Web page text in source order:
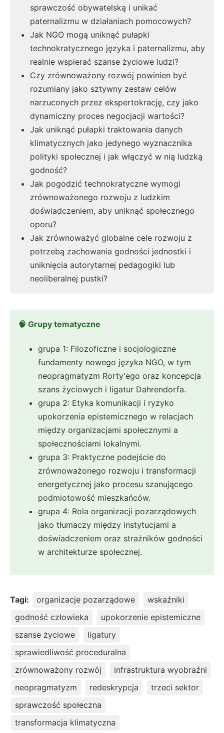
sprawczość obywatelską i unikać
paternalizmu w działaniach pomocowych?
Jak NGO mogą uniknąć pułapki
technokratycznego języka i paternalizmu, aby
realnie wspierać szanse życiowe ludzi?
Czy zrównoważony rozwój powinien być
rozumiany jako sztywny zestaw celów
narzuconych przez ekspertokrację, czy jako
dynamiczny proces negocjacji wartości?
Jak uniknąć pułapki traktowania danych
klimatycznych jako jedynego wyznacznika
polityki społecznej i jak włączyć w nią ludzką
godność?
Jak pogodzić technokratyczne wymogi
zrównoważonego rozwoju z ludzkim
doświadczeniem, aby uniknąć społecznego
oporu?
Jak zrównoważyć globalne cele rozwoju z
potrzebą zachowania godności jednostki i
uniknięcia autorytarnej pedagogiki lub
neoliberalnej pustki?
🧠 Grupy tematyczne
grupa 1: Filozoficzne i socjologiczne
fundamenty nowego języka NGO, w tym
neopragmatyzm Rorty'ego oraz koncepcja
szans życiowych i ligatur Dahrendorfa.
grupa 2: Etyka komunikacji i ryzyko
upokorzenia epistemicznego w relacjach
między organizacjami społecznymi a
społecznościami lokalnymi.
grupa 3: Praktyczne podejście do
zrównoważonego rozwoju i transformacji
energetycznej jako procesu szanującego
podmiotowość mieszkańców.
grupa 4: Rola organizacji pozarządowych
jako tłumaczy między instytucjami a
doświadczeniem oraz strażników godności
w architekturze społecznej.
Tagi: organizacje pozarządowe
wskaźniki
godność człowieka
upokorzenie epistemiczne
szanse życiowe
ligatury
sprawiedliwość proceduralna
zrównoważony rozwój
infrastruktura wyobraźni
neopragmatyzm
redeskrypcja
trzeci sektor
sprawczość społeczna
transformacja klimatyczna